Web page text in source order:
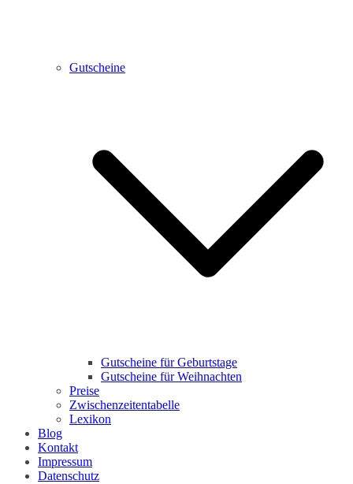
Gutscheine
Gutscheine für Geburtstage
Gutscheine für Weihnachten
Preise
Zwischenzeitentabelle
Lexikon
Blog
Kontakt
Impressum
Datenschutz